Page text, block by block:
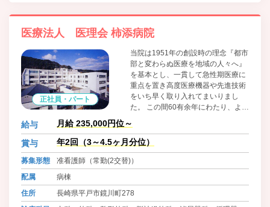
医療法人 医理会 柿添病院
正社員・パート
当院は1951年の創設時の理念『都市
部と変わらぬ医療を地域の人々へ』
を基本とし、一貫して急性期医療に
重点を置き高度医療機器や先進技術
をいち早く取り入れてまいりまし
た。 この間60有余年にわたり、より
念、技術、方法を模索し、改革的に
取り組み、精力的に実行していくこ
とをもって伝統とし、今日に至って
おります。 これからも急性期医療の
いただけるよう、さらに技術力を高
めることはもとより、在宅医療、回
復期リハビリや心のケアなど、人と
給与 月給 235,000円位～
賞与 年2回（3～4.5ヶ月分位）
募集形態
准看護師（常勤(2交替)）
配属
病棟
住所
長崎県平戸市鏡川町278